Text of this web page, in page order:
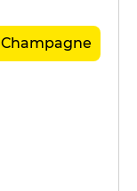
Champagne